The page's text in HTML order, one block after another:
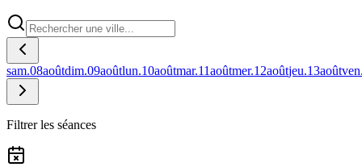
sam.08aoûtdim.09aoûtlun.10aoûtmar.11aoûtmer.12aoûtjeu.13août
Filtrer les séances